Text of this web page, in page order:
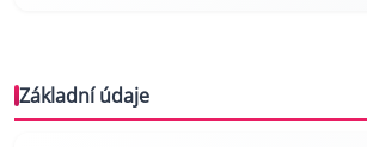
Základní údaje